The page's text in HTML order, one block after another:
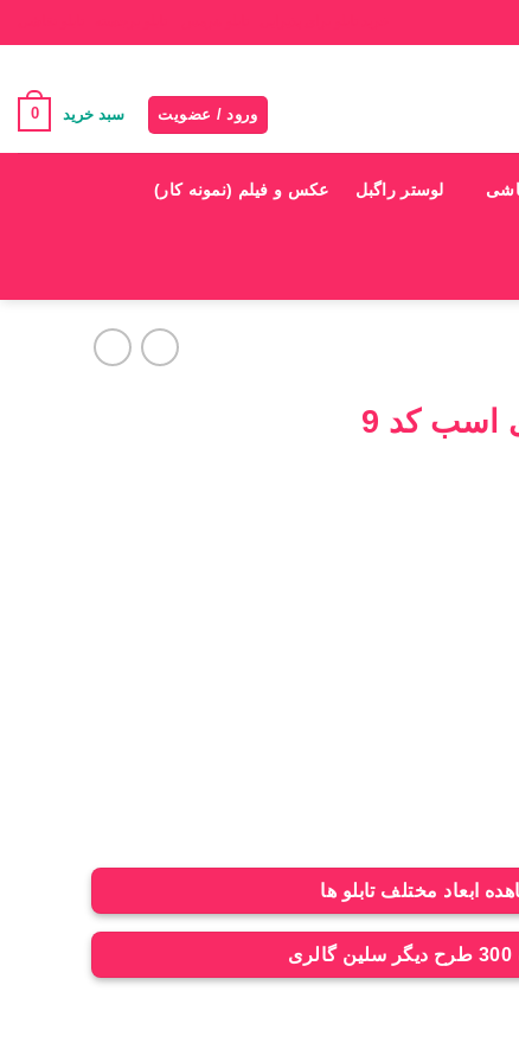
ورود / عضویت سبد خرید 0
لوستر راگبل عکس و فیلم (نمونه کار)
اسب کد 9
ابعاد مختلف تابلو ها